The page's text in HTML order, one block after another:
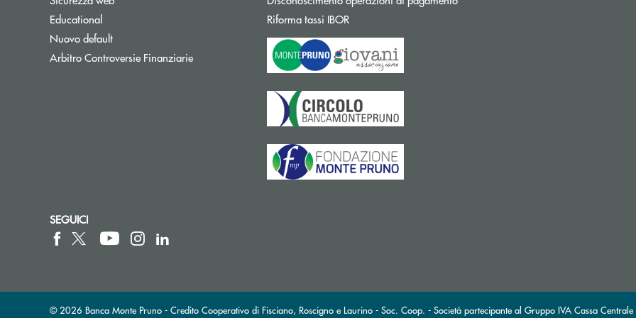
Educational
Nuovo default
Arbitro Controversie FinanziarieApre una nuova finestra
Riforma tassi IBORApre una nuova finestra
SEGUICI
© 2026 Banca Monte Pruno - Credito Cooperativo di Fisciano, Roscigno e Laurino - Soc. Coop. - Società partecipante al Gruppo IVA Cassa Centrale